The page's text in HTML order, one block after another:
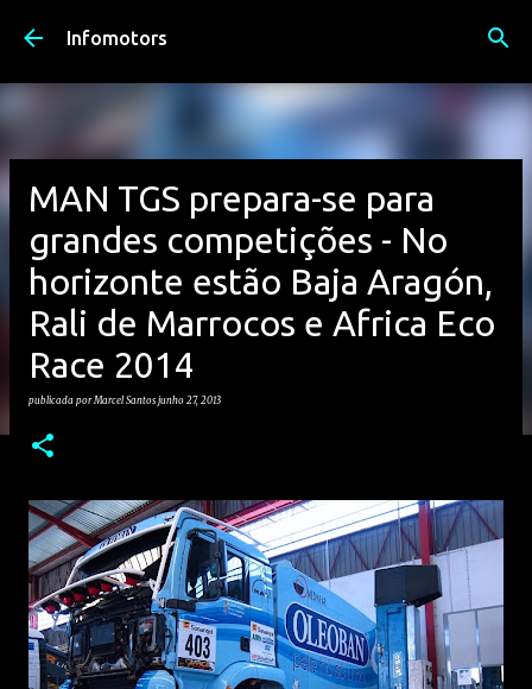
Avançar para o conteúdo principal
Infomotors
MAN TGS prepara-se para
grandes competições - No
horizonte estão Baja Aragón,
Rali de Marrocos e Africa Eco
Race 2014
publicada porMarcel Santos junho 27, 2013